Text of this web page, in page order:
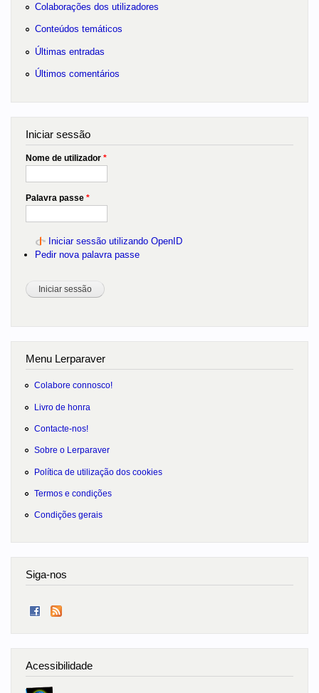
Colaborações dos utilizadores
Conteúdos temáticos
Últimas entradas
Últimos comentários
Iniciar sessão
Nome de utilizador *
Palavra passe *
Iniciar sessão utilizando OpenID
Pedir nova palavra passe
Menu Lerparaver
Colabore connosco!
Livro de honra
Contacte-nos!
Sobre o Lerparaver
Política de utilização dos cookies
Termos e condições
Condições gerais
Siga-nos
Acessibilidade